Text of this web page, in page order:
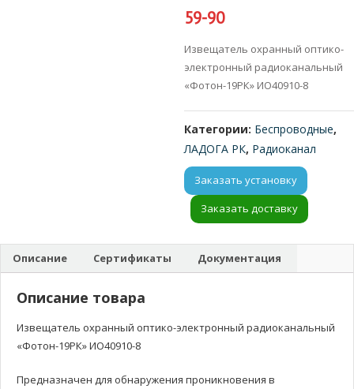
59-90
Извещатель охранный оптико-
электронный радиоканальный
«Фотон-19РК» ИО40910-8
Категории: Беспроводные,
ЛАДОГА РК, Радиоканал
Заказать установку
Заказать доставку
Описание Сертификаты Документация
Описание товара
Извещатель охранный оптико-электронный радиоканальный
«Фотон-19РК» ИО40910-8
Предназначен для обнаружения проникновения в